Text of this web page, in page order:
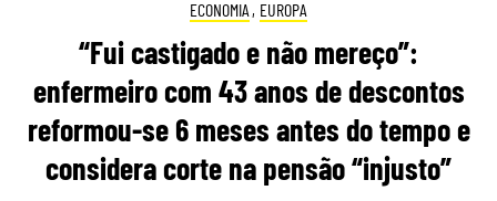
ECONOMIA , EUROPA
“Fui castigado e não mereço”:
enfermeiro com 43 anos de descontos
reformou-se 6 meses antes do tempo e
considera corte na pensão “injusto”